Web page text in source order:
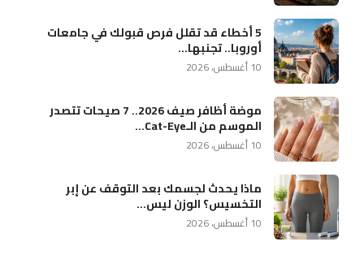
5 أخطاء قد تقلل فرص قبولك في جامعات
أوروبا.. تجنبها...
10 أغسطس، 2026
موضة أظافر صيف 2026.. 7 صيحات تتصدر
الموسم من الـCat-Eye...
10 أغسطس، 2026
ماذا يحدث لجسمك بعد التوقف عن إبر
التخسيس؟ الوزن ليس...
10 أغسطس، 2026